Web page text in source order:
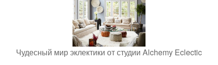
Чудесный мир эклектики от студии Alchemy Eclectic